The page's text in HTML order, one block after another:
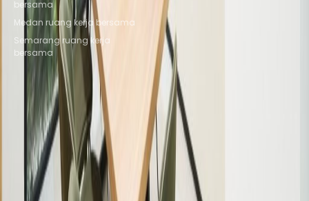
bersama
Medan ruang kerja bersama
Semarang ruang kerja
bersama
Instant Offices Coworker
The Instant Group Coworking Insights
Coworkintel Davinci Meeting Rooms
Davinci Virtual Incendium
Bagian dari